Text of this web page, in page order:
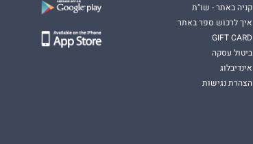
קניה באתר - שו"ת
איך לרכוש ספר באתר
GIFT CARD
ביטול עסקה
אינדיבלוג
הצהרת נגישות